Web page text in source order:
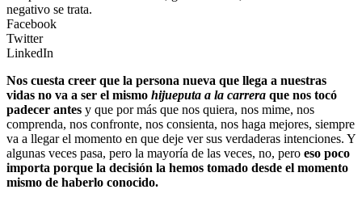
negativo se trata.
Facebook
Twitter
LinkedIn
Nos cuesta creer que la persona nueva que llega a nuestras
vidas no va a ser el mismo hijueputa a la carrera que nos tocó
padecer antes y que por más que nos quiera, nos mime, nos
comprenda, nos confronte, nos consienta, nos haga mejores, siempre
va a llegar el momento en que deje ver sus verdaderas intenciones. Y
algunas veces pasa, pero la mayoría de las veces, no, pero eso poco
importa porque la decisión la hemos tomado desde el momento
mismo de haberlo conocido.